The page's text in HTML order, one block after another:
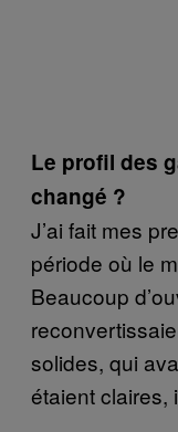
Le profil des
changé ?
J’ai fait mes
période où le
Beaucoup
solides, qui
étaient claires,